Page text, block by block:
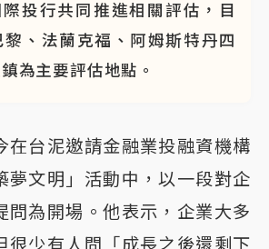
投行共同推進相關評估，目
、法蘭克福、阿姆斯特丹四
為主要評估地點。
在台泥邀請金融業投融資機構
夢文明」活動中，以一段對企
問為開場。他表示，企業大多